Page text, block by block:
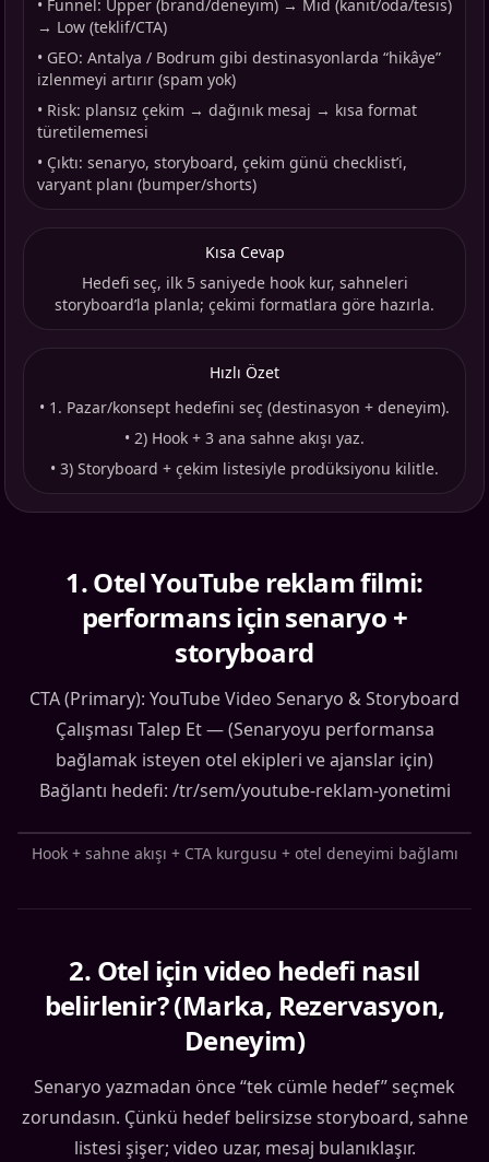
• Funnel: Upper (brand/deneyim) → Mid (kanıt/oda/tesis)
→ Low (teklif/CTA)
• GEO: Antalya / Bodrum gibi destinasyonlarda “hikâye”
izlenmeyi artırır (spam yok)
• Risk: plansız çekim → dağınık mesaj → kısa format
türetilememesi
• Çıktı: senaryo, storyboard, çekim günü checklist’i,
varyant planı (bumper/shorts)
Kısa Cevap
Hedefi seç, ilk 5 saniyede hook kur, sahneleri
storyboard’la planla; çekimi formatlara göre hazırla.
Hızlı Özet
• 1. Pazar/konsept hedefini seç (destinasyon + deneyim).
• 2) Hook + 3 ana sahne akışı yaz.
• 3) Storyboard + çekim listesiyle prodüksiyonu kilitle.
1.Otel YouTube reklam filmi:
performans için senaryo +
storyboard
CTA (Primary): YouTube Video Senaryo & Storyboard
Çalışması Talep Et — (Senaryoyu performansa
bağlamak isteyen otel ekipleri ve ajanslar için)
Bağlantı hedefi: /tr/sem/youtube-reklam-yonetimi
Hook + sahne akışı + CTA kurgusu + otel deneyimi bağlamı
2. Otel için video hedefi nasıl
belirlenir? (Marka, Rezervasyon,
Deneyim)
Senaryo yazmadan önce “tek cümle hedef” seçmek
zorundasın. Çünkü hedef belirsizse storyboard, sahne
listesi şişer; video uzar, mesaj bulanıklaşır.